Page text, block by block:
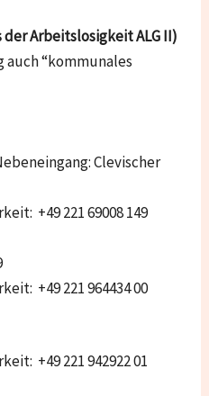
Arbeitslosigkeit ALG II)
“kommunales
Clevischer
+49 221 69008 149
+49 221 964434 00
+49 221 942922 01